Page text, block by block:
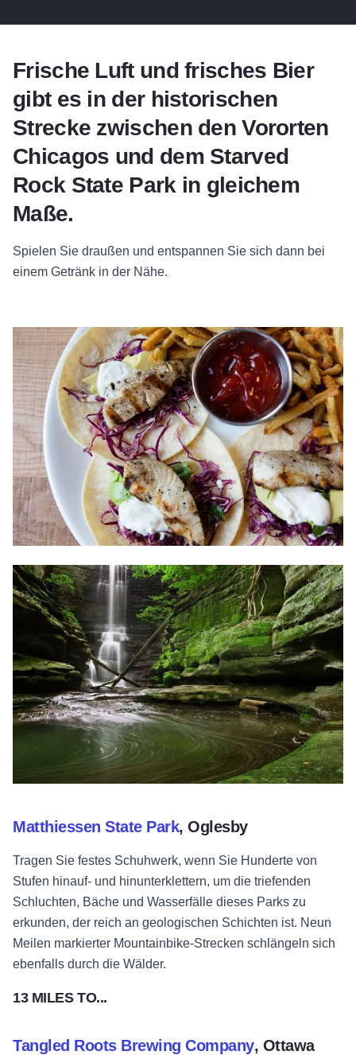
Frische Luft und frisches Bier
gibt es in der historischen
Strecke zwischen den Vororten
Chicagos und dem Starved
Rock State Park in gleichem
Maße.
Spielen Sie draußen und entspannen Sie sich dann bei
einem Getränk in der Nähe.
Matthiessen State Park, Oglesby
Tragen Sie festes Schuhwerk, wenn Sie Hunderte von
Stufen hinauf- und hinunterklettern, um die triefenden
Schluchten, Bäche und Wasserfälle dieses Parks zu
erkunden, der reich an geologischen Schichten ist. Neun
Meilen markierter Mountainbike-Strecken schlängeln sich
ebenfalls durch die Wälder.
13 MILES TO...
Tangled Roots Brewing Company, Ottawa